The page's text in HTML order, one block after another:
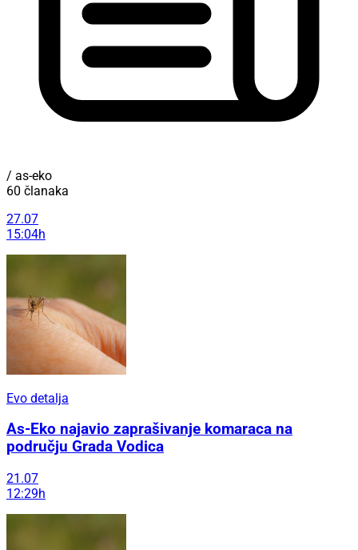
/ as-eko
60 članaka
27.07
15:04h
Evo detalja
As-Eko najavio zaprašivanje komaraca na
području Grada Vodica
21.07
12:29h